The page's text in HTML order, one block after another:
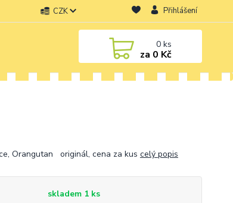
CZK Přihlášení
0ks
za 0 Kč
Orangutan originál, cena za kus celý popis
skladem 1 ks